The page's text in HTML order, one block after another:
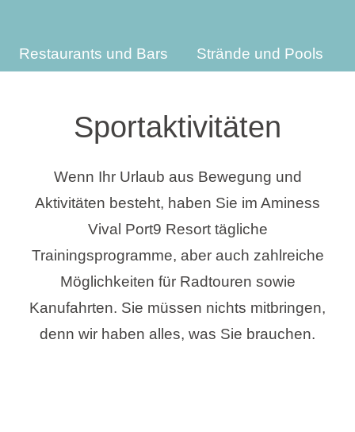
Marken
Restaurants und Bars Strände und Pools
Sportaktivitäten
Wenn Ihr Urlaub aus Bewegung und
Aktivitäten besteht, haben Sie im Aminess
Vival Port9 Resort tägliche
Trainingsprogramme, aber auch zahlreiche
Möglichkeiten für Radtouren sowie
Kanufahrten. Sie müssen nichts mitbringen,
denn wir haben alles, was Sie brauchen.